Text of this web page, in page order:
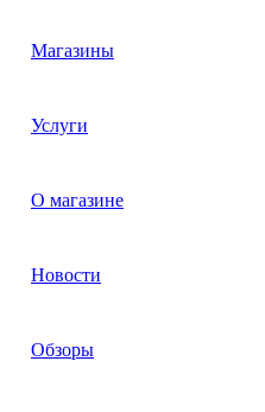
Магазины
Услуги
О магазине
Новости
Обзоры